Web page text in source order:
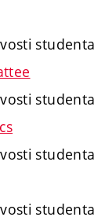
studenta
studenta
studenta
studenta